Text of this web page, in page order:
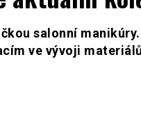
salonní
ve vývoji